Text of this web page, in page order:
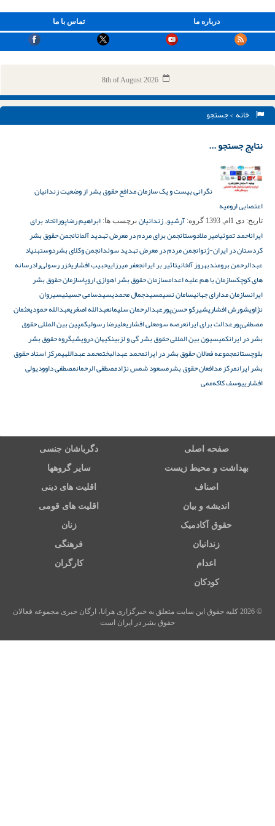
تماس با ما درباره ما
8th of August 2026
خانه > جستجو
نتایج جستجو ...
نگرانی بیست و یک سازمان مدافع حقوق بشر از وضعیت زندانیان
اعتصابی ارومیه
تاریخ: دی 1ام, 1393 گروه: آرشیو, زندانیان برچسب ها: ابراهیم رضاپوراتحاد برای
ایراناحمد تموئیامیر ملادوستانجمن برای مردم در معرض تهدید آلمانانجمن حقوق بشر
کردستان در ایران-ژنوانجمن مردم در معرض تهدید سوئدانجمن وکلای بشردوستبنیاد
عبدالرحمن برومندبهروز آلخانیتاثیر بر ایرانجعفر میرزاییحبیب افشاریخزر رسولی‌رادرسانه
های کوچکسازمان با هم علیه اعدامسازمان حقوق بشر اهوازی اروپاسازمان حقوق بشر
ایرانسازمان مدارای جهانیسامان نسیمسیدجمال محمدیسیدسامی حسینیسیروان
نژاویشورش افشاریشیرکو حسن‌پورعبدالرحمان سلیمانعبدالله اصغریعبدالله حمودیعثمان
مصطفی‌پورعدالت برای ایرانعرصه سومعلی افشاریعلیرضا رسولیکمپین بین المللی حقوق
بشر در ایرانکمیسیون بین المللی حقوق بشر گی و لزبینکیهان درویشیگروه حقوق بشر
بلوچستانمجموعه فعالان حقوق بشر در ایرانمحمد عبدالبختمحمد عبداللهیمرکز اسناد حقوق
بشر ایرانمرکز مدافعان حقوق بشرمسعود شمس نژادمصطفی الرحمانمصطفی داوودیولی
افشارییوسف کاکه‌ممی
صفحه اصلی دگرباشان جنسی
بهداشت و محیط زیست سایر گروهها
اصناف اقلیت های دینی
اندیشه و بیان اقلیت های قومی
حقوق آکادمیک زنان
زندانیان فرهنگی
اعدام کارگران
کودکان
© 2026 کلیه حقوق این سایت متعلق به خبرگزاری هرانا، ارگان خبری مجموعه فعالان
حقوق بشر در ایران است